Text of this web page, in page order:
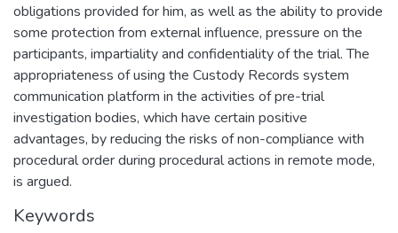
obligations provided for him, as well as the ability to provide
some protection from external influence, pressure on the
participants, impartiality and confidentiality of the trial. The
appropriateness of using the Custody Records system
communication platform in the activities of pre-trial
investigation bodies, which have certain positive
advantages, by reducing the risks of non-compliance with
procedural order during procedural actions in remote mode,
is argued.
Keywords